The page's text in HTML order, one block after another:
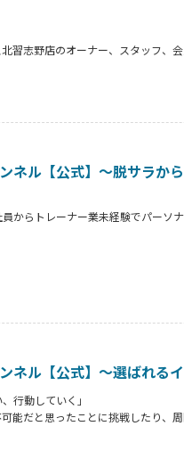
習志野店のオーナー、スタッフ、
。オーナー様からはスタッフの採
スタッフの皆様がつくる施設やフ
ネル【公式】～脱サラか
からトレーナー業未経験でパーソ
ンタビュー。
みの方、必見です！
ネル【公式】～選ばれる
行動していく」
能だと思ったことに挑戦したり、
いことを行動に移してきた結果が
ストラクターになるために若松さん